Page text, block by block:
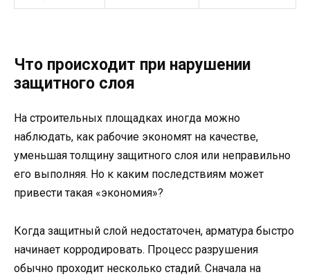
Что происходит при нарушении
защитного слоя
На строительных площадках иногда можно
наблюдать, как рабочие экономят на качестве,
уменьшая толщину защитного слоя или неправильно
его выполняя. Но к каким последствиям может
привести такая «экономия»?
Когда защитный слой недостаточен, арматура быстро
начинает корродировать. Процесс разрушения
обычно проходит несколько стадий. Сначала на